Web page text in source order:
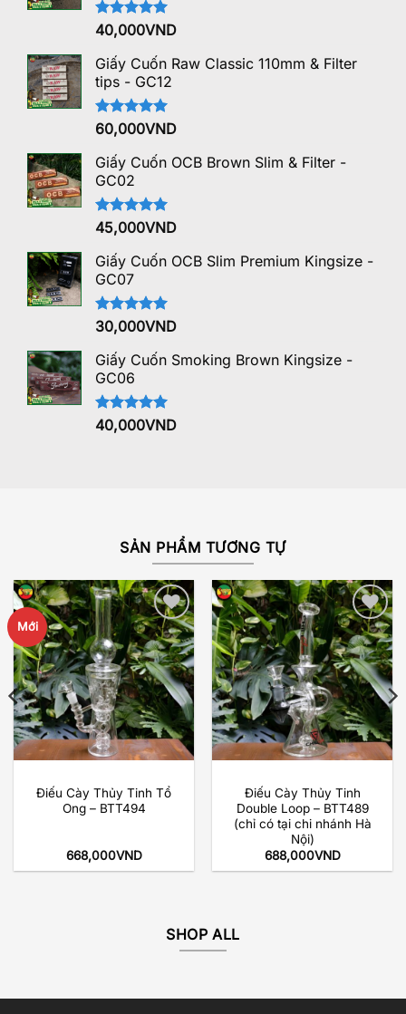
Được xếp
hạng
5 sao
40,000VND
Giấy Cuốn Raw Classic 110mm & Filter
tips - GC12
Được xếp
hạng
5 sao
60,000VND
Giấy Cuốn OCB Brown Slim & Filter -
GC02
Được xếp
hạng
5 sao
45,000VND
Giấy Cuốn OCB Slim Premium Kingsize -
GC07
Được xếp
hạng
5 sao
30,000VND
Giấy Cuốn Smoking Brown Kingsize -
GC06
Được xếp
hạng
40,000VND
SẢN PHẨM TƯƠNG TỰ
Mới
Add to
wishlist
Điếu Cày Thủy Tinh Tổ
Ong – BTT494
668,000VND
Add to
wishlist
Điếu Cày Thủy Tinh
Double Loop – BTT489
(chỉ có tại chi nhánh Hà
Nội)
688,000VND
SHOP ALL